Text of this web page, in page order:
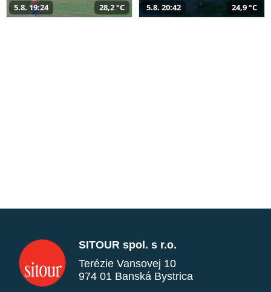
5.8. 19:24 28,2 °C 5.8. 20:42 24,9 °C
SITOUR spol. s r.o.
Terézie Vansovej 10
974 01 Banská Bystrica